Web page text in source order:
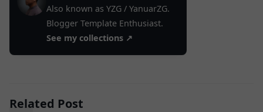
Also known as YZG / YanuarZG.
Blogger Template Enthusiast.
See my collections ↗
Related Post